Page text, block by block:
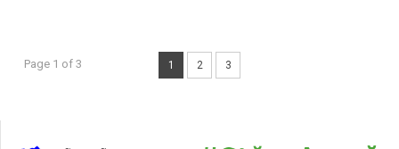
Page 1 of 3 1 2 3